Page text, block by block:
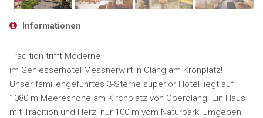
Informationen
Tradition trifft Moderne
im Geniesserhotel Messnerwirt in Olang am Kronplatz!
Unser familiengeführtes 3-Sterne superior Hotel liegt auf
1080 m Meereshöhe am Kirchplatz von Oberolang. Ein Haus
mit Tradition und Herz, nur 100 m vom Naturpark, umgeben